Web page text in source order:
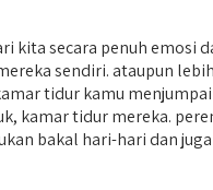
secara penuh emosi
sendiri. ataupun
tidur kamu
kamar tidur mereka.
bakal hari-hari dan